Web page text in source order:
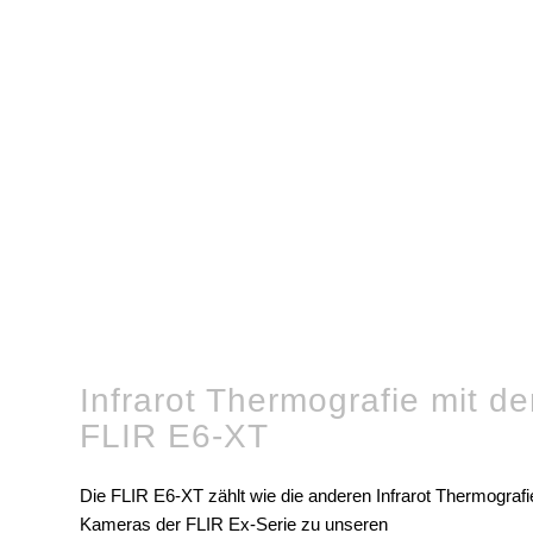
Infrarot Thermografie mit
FLIR E6-XT
Die FLIR E6-XT zählt wie die anderen Infrarot
Kameras der FLIR Ex-Serie zu unseren